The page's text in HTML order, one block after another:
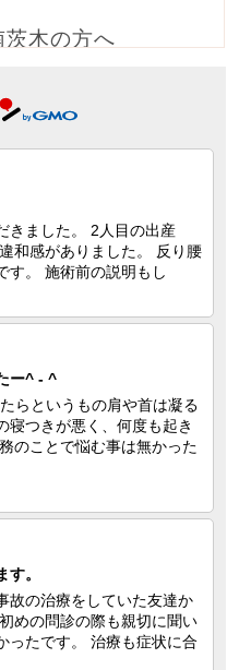
木の方へ
ヶ丘の方へ
通うなら
ない南茨木の方に
考えの光善寺の方
手町の方へ
で探すなら
町の方へ
なら